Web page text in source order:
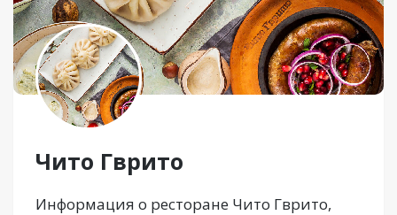
Чито Гврито
Информация о ресторане Чито Гврито,